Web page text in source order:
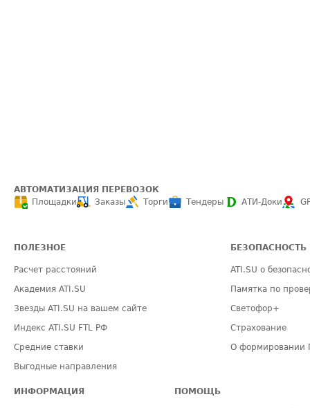
АВТОМАТИЗАЦИЯ ПЕРЕВОЗОК
Площадки
Заказы Торги Тендеры АТИ-Доки
ПОЛЕЗНОЕ
Расчет расстояний
Академия ATI.SU
Звезды ATI.SU на вашем сайте
Индекс ATI.SU FTL РФ
Средние ставки
Выгодные направления
БЕЗОПАСНОСТЬ
ATI.SU о
Памятка по
Светофор+
Страхование
О формировании
ИНФОРМАЦИЯ ПОМОЩЬ